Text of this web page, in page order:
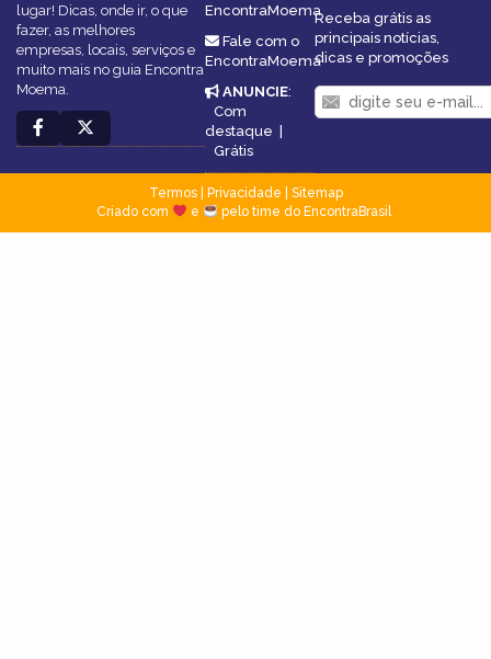
lugar! Dicas, onde ir, o que
fazer, as melhores
empresas, locais, serviços e
muito mais no guia Encontra
Moema.
EncontraMoema
Fale com o
EncontraMoema
ANUNCIE:
Com
destaque |
Grátis
Receba grátis as
principais notícias,
dicas e promoções
Termos| Privacidade
Sitemap
Criado com
e pelo time do EncontraBrasil